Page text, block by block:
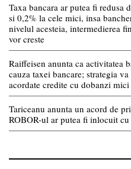
Taxa bancara ar putea fi redusa
si 0,2% la cele mici, insa
nivelul acesteia, intermedierea
vor creste
Raiffeisen anunta ca activitatea
cauza taxei bancare; strategia
acordate credite cu dobanzi mici
Tariceanu anunta un acord de
ROBOR-ul ar putea fi inlocuit